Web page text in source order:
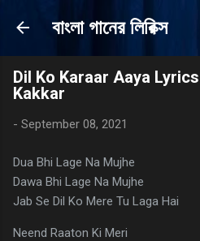
Skip to main
বাংলা গানের লিরিক্স
Dil Ko Karaar Aaya
Kakkar
- September 08, 2021
Dua Bhi Lage Na Mujhe
Dawa Bhi Lage Na Mujhe
Jab Se Dil Ko Mere Tu Laga Hai
Neend Raaton Ki Meri